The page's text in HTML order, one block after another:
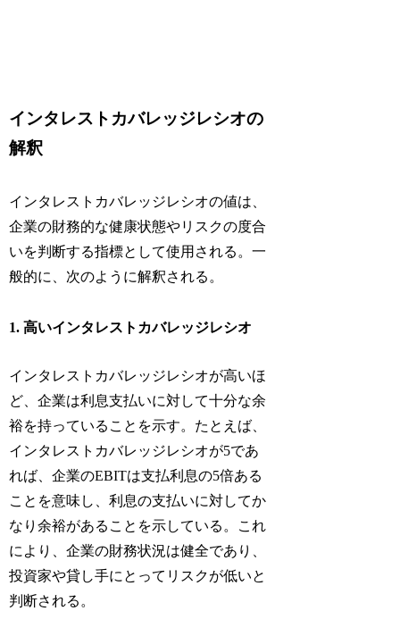
インタレストカバレッジレシオの
解釈
インタレストカバレッジレシオの値は、
企業の財務的な健康状態やリスクの度合
いを判断する指標として使用される。一
般的に、次のように解釈される。
1. 高いインタレストカバレッジレシオ
インタレストカバレッジレシオが高いほ
ど、企業は利息支払いに対して十分な余
裕を持っていることを示す。たとえば、
インタレストカバレッジレシオが5であ
れば、企業のEBITは支払利息の5倍ある
ことを意味し、利息の支払いに対してか
なり余裕があることを示している。これ
により、企業の財務状況は健全であり、
投資家や貸し手にとってリスクが低いと
判断される。